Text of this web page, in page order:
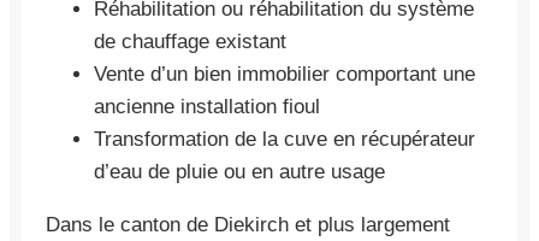
Réhabilitation ou réhabilitation du système
de chauffage existant
Vente d’un bien immobilier comportant une
ancienne installation fioul
Transformation de la cuve en récupérateur
d’eau de pluie ou en autre usage
Dans le canton de Diekirch et plus largement